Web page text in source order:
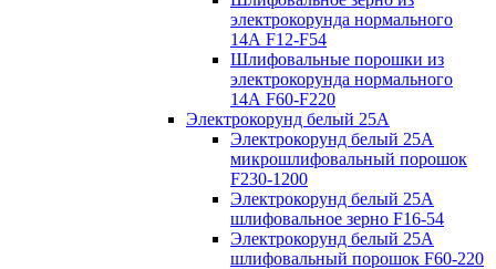
электрокорунда нормального
14А F12-F54
Шлифовальные порошки из
электрокорунда нормального
14А F60-F220
Электрокорунд белый 25А
Электрокорунд белый 25А
микрошлифовальный порошок
F230-1200
Электрокорунд белый 25А
шлифовальное зерно F16-54
Электрокорунд белый 25А
шлифовальный порошок F60-220